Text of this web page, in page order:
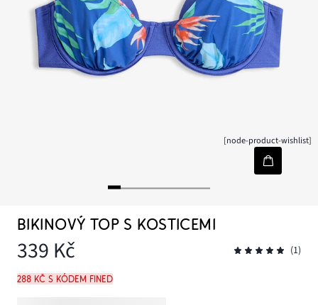
[node-product-wishlist]
BIKINOVÝ TOP S KOSTICEMI
339 Kč (1)
288 Kč s kódem FINED